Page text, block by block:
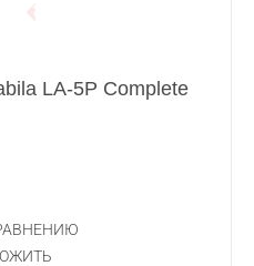
LA-5P Complete